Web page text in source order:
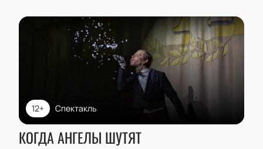
Спектакль
12+
КОГДА АНГЕЛЫ ШУТЯТ